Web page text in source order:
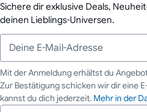
Sichere dir exklusive Deals,
deinen Lieblings-Universen.
Deine E-Mail-Adresse
Mit der Anmeldung erhältst du
Zur Bestätigung schicken wir dir eine
kannst du dich jederzeit. Mehr in der